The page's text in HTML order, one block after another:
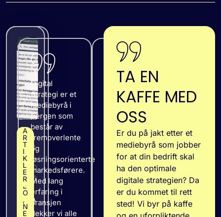
F
O
T
O
/
V
I
D
E
O
,
N
E
A
R
T
I
K
L
E
R
fe
20
26
CHA
TGP
Digital
Strategi er et
mediebyrå i
Bergen som
består av
fremoverlente
og
løsningsorienterte
markedsførere.
Med lang
erfaring i
bransjen
dekker vi alle
★★★
Opplever
selskapet
som veldig
seriøst. Har
prøvd flere
andre
selskap
tidligere men
alle er bare
opptatt av å
låse oss i
avtaler med
TA EN
KAFFE MED
OSS
Er du på jakt etter et
mediebyrå som jobber
for at din bedrift skal
ha den optimale
digitale strategien? Da
er du kommet til rett
sted! Vi byr på kaffe